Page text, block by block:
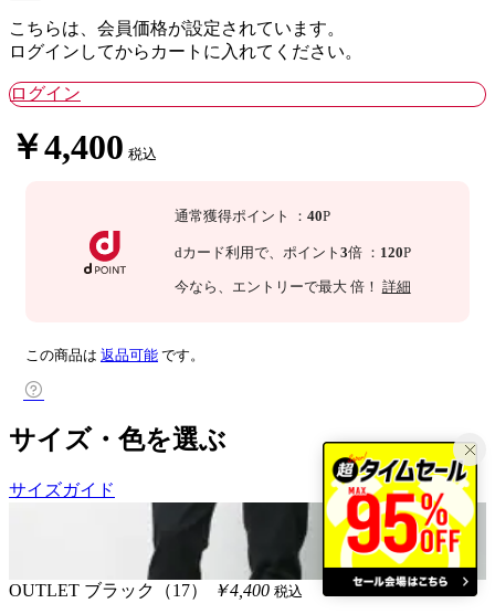
こちらは、会員価格が設定されています。
ログインしてからカートに入れてください。
ログイン
￥4,400 税込
通常獲得ポイント ： 40P
dカード利用で、 ポイント 3倍 ： 120P
今なら 、エントリーで最大 倍！ 詳細
この商品は 返品可能 です。
サイズ・色を選ぶ
サイズガイド
OUTLET ブラック（17） ￥4,400 税込